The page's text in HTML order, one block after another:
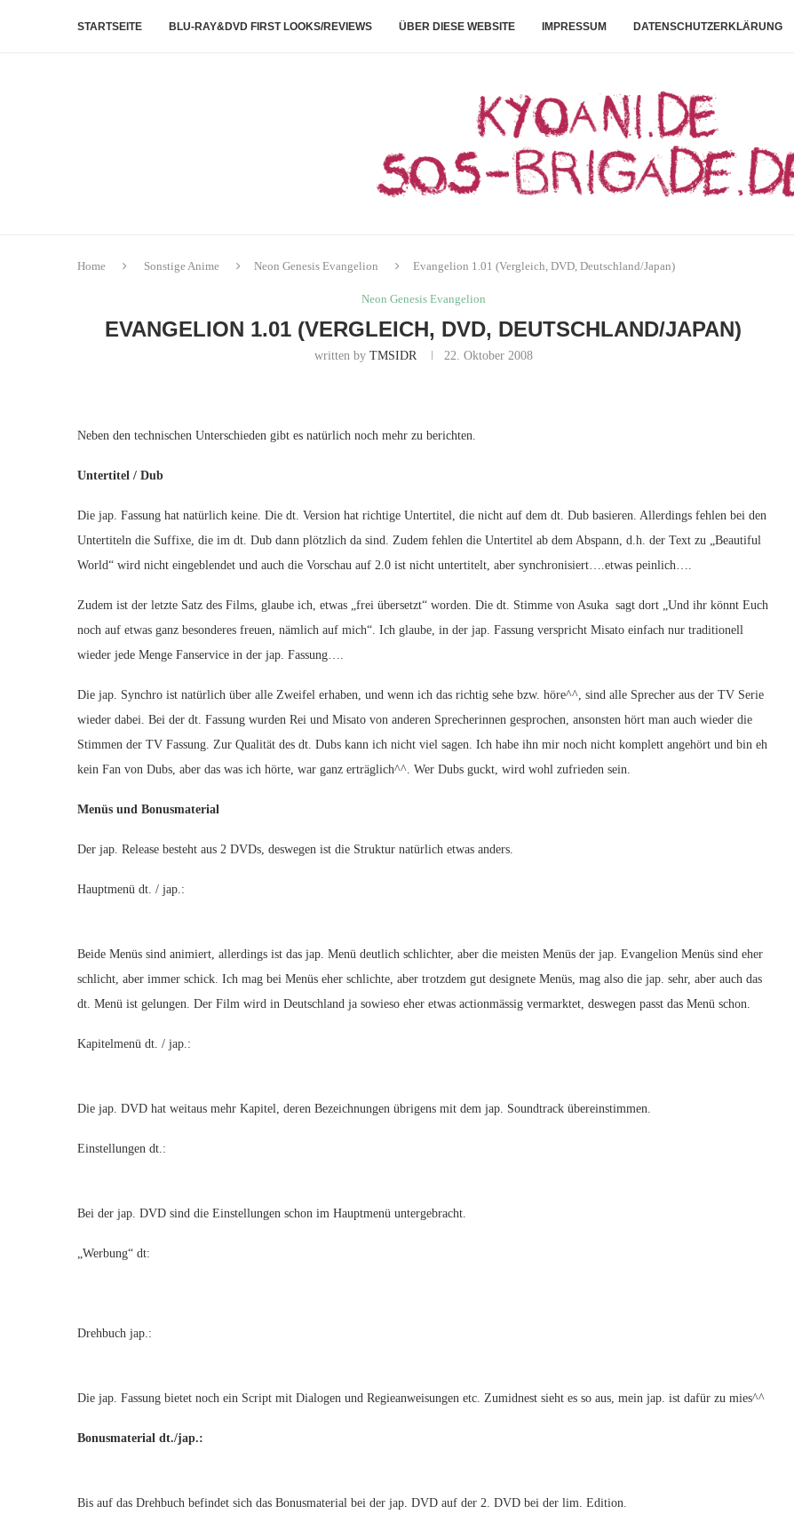
STARTSEITE BLU-RAY&DVD FIRST LOOKS/REVIEWS ÜBER DIESE WEBSITE IMPRESSUM DATENSCHUTZERKLÄRUNG
Home Sonstige Anime Neon Genesis Evangelion Evangelion 1.01 (Vergleich, DVD, Deutschland/Japan)
Neon Genesis Evangelion
EVANGELION 1.01 (VERGLEICH, DVD, DEUTSCHLAND/JAPAN)
written by TMSIDR 22. Oktober 2008
Neben den technischen Unterschieden gibt es natürlich noch mehr zu berichten.
Untertitel / Dub
Die jap. Fassung hat natürlich keine. Die dt. Version hat richtige Untertitel, die nicht auf dem dt. Dub basieren. Allerdings fehlen bei den
Untertiteln die Suffixe, die im dt. Dub dann plötzlich da sind. Zudem fehlen die Untertitel ab dem Abspann, d.h. der Text zu „Beautiful
World“ wird nicht eingeblendet und auch die Vorschau auf 2.0 ist nicht untertitelt, aber synchronisiert….etwas peinlich….
Zudem ist der letzte Satz des Films, glaube ich, etwas „frei übersetzt“ worden. Die dt. Stimme von Asuka sagt dort „Und ihr könnt Euch
noch auf etwas ganz besonderes freuen, nämlich auf mich“. Ich glaube, in der jap. Fassung verspricht Misato einfach nur traditionell
wieder jede Menge Fanservice in der jap. Fassung….
Die jap. Synchro ist natürlich über alle Zweifel erhaben, und wenn ich das richtig sehe bzw. höre^^, sind alle Sprecher aus der TV Serie
wieder dabei. Bei der dt. Fassung wurden Rei und Misato von anderen Sprecherinnen gesprochen, ansonsten hört man auch wieder die
Stimmen der TV Fassung. Zur Qualität des dt. Dubs kann ich nicht viel sagen. Ich habe ihn mir noch nicht komplett angehört und bin eh
kein Fan von Dubs, aber das was ich hörte, war ganz erträglich^^. Wer Dubs guckt, wird wohl zufrieden sein.
Menüs und Bonusmaterial
Der jap. Release besteht aus 2 DVDs, deswegen ist die Struktur natürlich etwas anders.
Hauptmenü dt. / jap.:
Beide Menüs sind animiert, allerdings ist das jap. Menü deutlich schlichter, aber die meisten Menüs der jap. Evangelion Menüs sind eher
schlicht, aber immer schick. Ich mag bei Menüs eher schlichte, aber trotzdem gut designete Menüs, mag also die jap. sehr, aber auch das
dt. Menü ist gelungen. Der Film wird in Deutschland ja sowieso eher etwas actionmässig vermarktet, deswegen passt das Menü schon.
Kapitelmenü dt. / jap.:
Die jap. DVD hat weitaus mehr Kapitel, deren Bezeichnungen übrigens mit dem jap. Soundtrack übereinstimmen.
Einstellungen dt.:
Bei der jap. DVD sind die Einstellungen schon im Hauptmenü untergebracht.
„Werbung“ dt:
Drehbuch jap.:
Die jap. Fassung bietet noch ein Script mit Dialogen und Regieanweisungen etc. Zumidnest sieht es so aus, mein jap. ist dafür zu mies^^
Bonusmaterial dt./jap.:
Bis auf das Drehbuch befindet sich das Bonusmaterial bei der jap. DVD auf der 2. DVD bei der lim. Edition.